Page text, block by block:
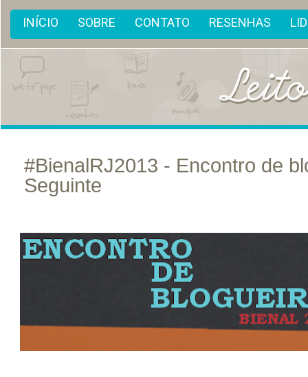
INÍCIO SOBRE CONTATO RESENHAS
#BienalRJ2013 - Encontro de
Seguinte